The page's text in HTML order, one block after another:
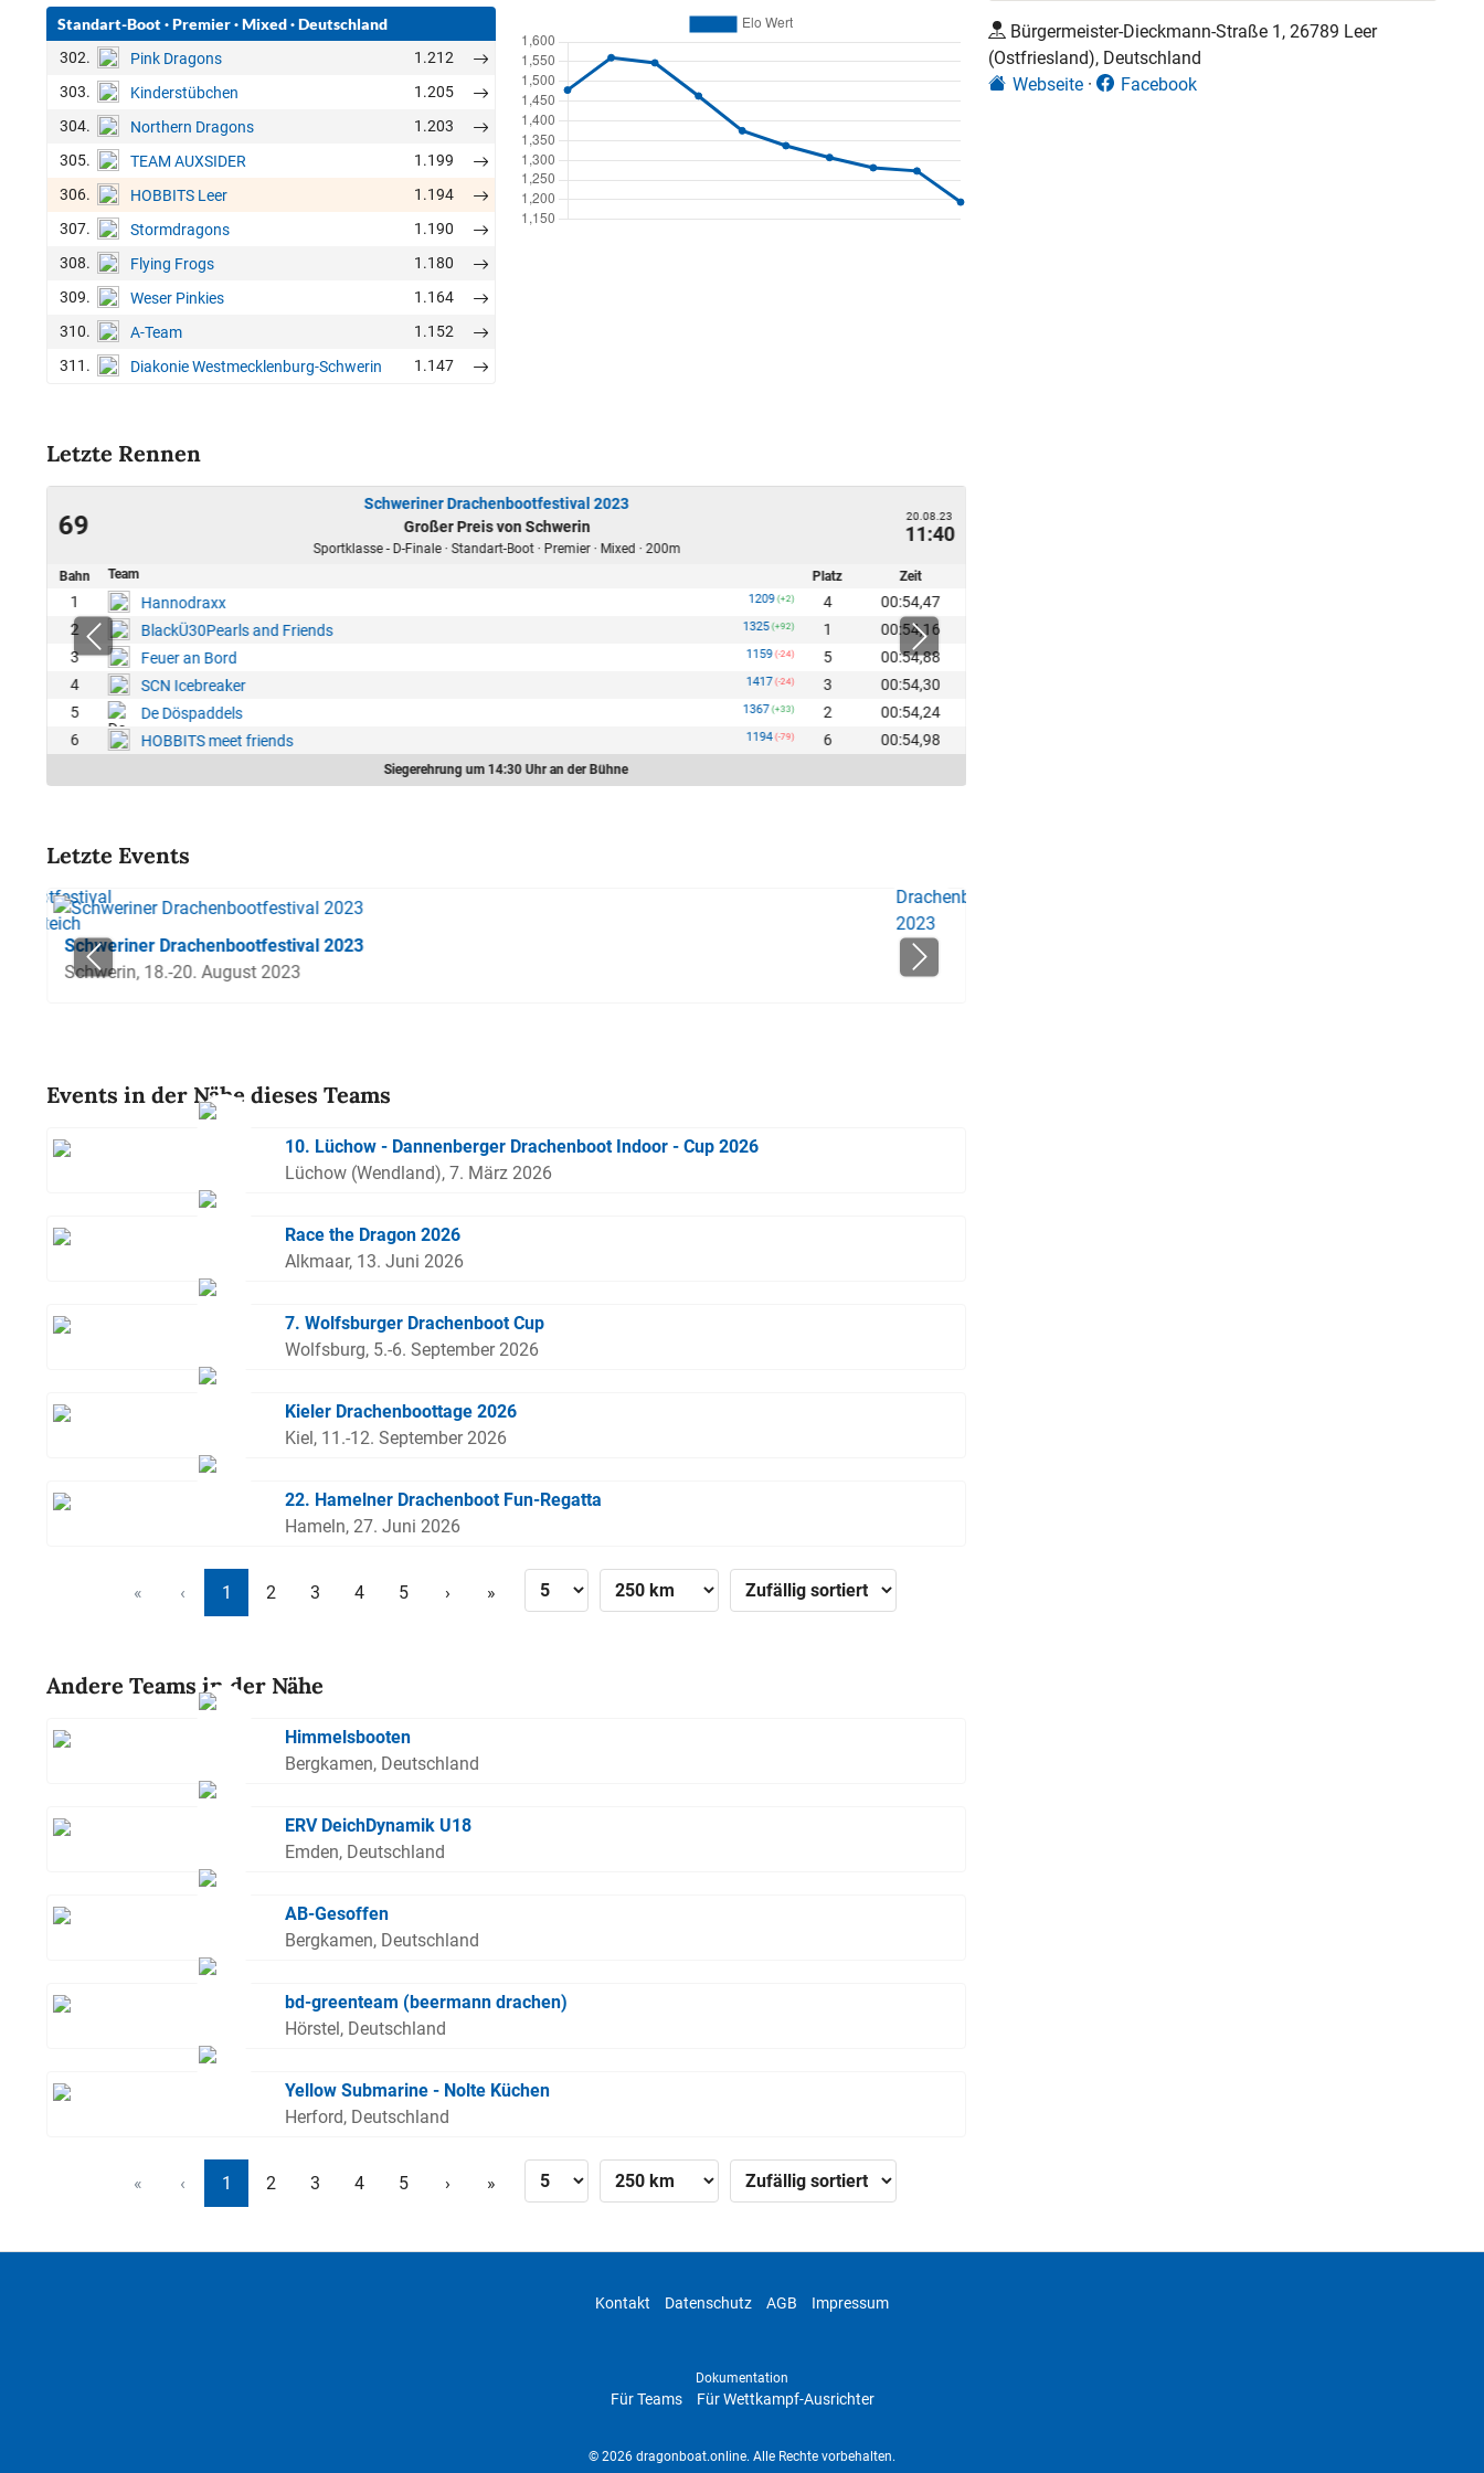
Standart-Boot·Premier·Mixed·Deutschland
302. Pink Dragons
1.212
303.
Kinderstübchen
1.205
304.
Northern Dragons
1.203
305.
TEAM AUXSIDER
1.199
306.
HOBBITS Leer
1.194
307.
Stormdragons
1.190
308.
Flying Frogs
1.180
309.
Weser Pinkies
1.164
310.
A-Team
1.152
311.
Diakonie Westmecklenburg-Schwerin 1.147
Letzte Rennen
69
Schweriner Drachenbootfestival 2023
Großer Preis von Schwerin
Sportklasse - D-Finale · Standart-Boot · Premier · Mixed · 200m
20.08.23
11:40
Bahn Team Platz Zeit
1 Hannodraxx 1209 (+2) 4
00:54,47
2
BlackÜ30Pearls and Friends 1325 (+92) 1
00:54,16
3
Feuer an Bord 1159 (-24) 5
00:54,88
4
SCN Icebreaker 1417 (-24) 3
00:54,30
5
De Döspaddels 1367 (+33) 2
00:54,24
6
HOBBITS meet friends 1194 (-79) 6 00:54,98
Siegerehrung um 14:30 Uhr an der Bühne
Letzte Events
Schweriner Drachenbootfestival 2023
Schwerin, 18.-20. August 2023
Events in der Nähe dieses Teams
10. Lüchow - Dannenberger Drachenboot Indoor - Cup 2026
Lüchow (Wendland), 7. März 2026
Race the Dragon 2026
Alkmaar, 13. Juni 2026
7. Wolfsburger Drachenboot Cup
Wolfsburg, 5.-6. September 2026
Kieler Drachenboottage 2026
Kiel, 11.-12. September 2026
22. Hamelner Drachenboot Fun-Regatta
Hameln, 27. Juni 2026
« ‹ 1 2 3 4 5 › »
Andere Teams in der Nähe
Himmelsbooten
Bergkamen, Deutschland
ERV DeichDynamik U18
Emden, Deutschland
AB-Gesoffen
Bergkamen, Deutschland
bd-greenteam (beermann drachen)
Hörstel, Deutschland
Yellow Submarine - Nolte Küchen
Herford, Deutschland
« ‹ 1 2 3 4 5 › »
Bürgermeister-Dieckmann-Straße 1, 26789 Leer
(Ostfriesland), Deutschland
Webseite
Facebook
Kontakt Datenschutz AGB Impressum
Dokumentation
Für Teams Für Wettkampf-Ausrichter
© 2026 dragonboat.online. Alle Rechte vorbehalten.